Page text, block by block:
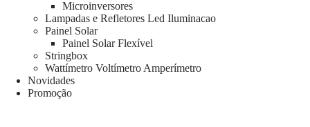
Microinversores
Lampadas e Refletores Led Iluminacao
Painel Solar
Painel Solar Flexível
Stringbox
Wattímetro Voltímetro Amperímetro
Novidades
Promoção